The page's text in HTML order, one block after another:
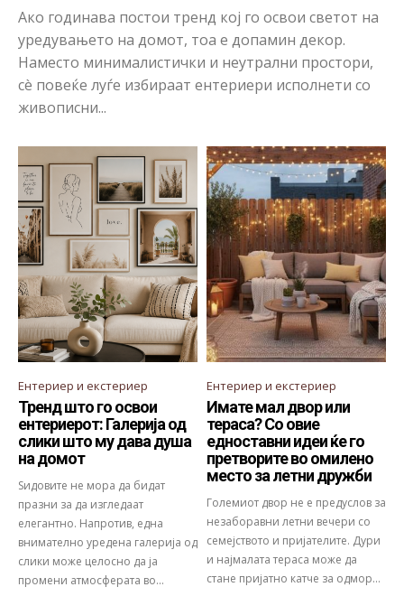
Ако годинава постои тренд кој го освои светот на
уредувањето на домот, тоа е допамин декор.
Наместо минималистички и неутрални простори,
сè повеќе луѓе избираат ентериери исполнети со
живописни...
Ентериер и екстериер
Тренд што го освои
ентериерот: Галерија од
слики што му дава душа
на домот
Ѕидовите не мора да бидат
празни за да изгледаат
елегантно. Напротив, една
внимателно уредена галерија од
слики може целосно да ја
промени атмосферата во...
Ентериер и екстериер
Имате мал двор или
тераса? Со овие
едноставни идеи ќе го
претворите во омилено
место за летни дружби
Големиот двор не е предуслов за
незаборавни летни вечери со
семејството и пријателите. Дури
и најмалата тераса може да
стане пријатно катче за одмор...